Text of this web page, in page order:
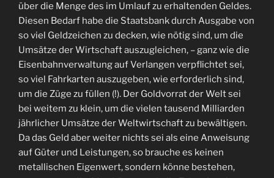
über die Menge des im Umlauf zu erhaltenden Geldes.
Diesen Bedarf habe die Staatsbank durch Ausgabe von
so viel Geldzeichen zu decken, wie nötig sind, um die
Umsätze der Wirtschaft auszugleichen, – ganz wie die
Eisenbahnverwaltung auf Verlangen verpflichtet sei,
so viel Fahrkarten auszugeben, wie erforderlich sind,
um die Züge zu füllen (!). Der Goldvorrat der Welt sei
bei weitem zu klein, um die vielen tausend Milliarden
jährlicher Umsätze der Weltwirtschaft zu bewältigen.
Da das Geld aber weiter nichts sei als eine Anweisung
auf Güter und Leistungen, so brauche es keinen
metallischen Eigenwert, sondern könne bestehen,